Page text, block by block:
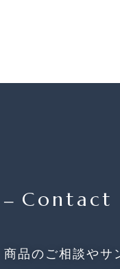
─
商品のご相談やサ